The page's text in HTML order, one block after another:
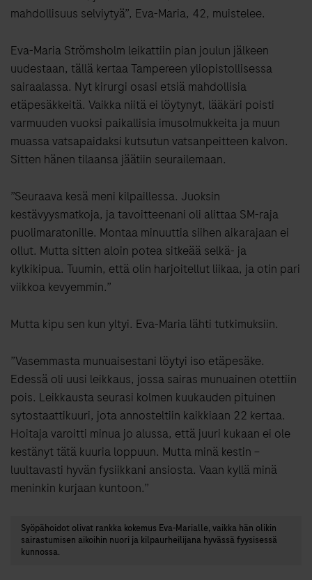
mahdollisuus selviytyä”, Eva-Maria, 42, muistelee.
Eva-Maria Strömsholm leikattiin pian joulun jälkeen
uudestaan, tällä kertaa Tampereen yliopistollisessa
sairaalassa. Nyt kirurgi osasi etsiä mahdollisia
etäpesäkkeitä. Vaikka niitä ei löytynyt, lääkäri poisti
varmuuden vuoksi paikallisia imusolmukkeita ja muun
muassa vatsapaidaksi kutsutun vatsanpeitteen kalvon.
Sitten hänen tilaansa jäätiin seurailemaan.
”Seuraava kesä meni kilpaillessa. Juoksin
kestävyysmatkoja, ja tavoitteenani oli alittaa SM-raja
puolimaratonille. Montaa minuuttia siihen aikarajaan ei
ollut. Mutta sitten aloin potea sitkeää selkä- ja
kylkikipua. Tuumin, että olin harjoitellut liikaa, ja otin pari
viikkoa kevyemmin.”
Mutta kipu sen kun yltyi. Eva-Maria lähti tutkimuksiin.
”Vasemmasta munuaisestani löytyi iso etäpesäke.
Edessä oli uusi leikkaus, jossa sairas munuainen otettiin
pois. Leikkausta seurasi kolmen kuukauden pituinen
sytostaattikuuri, jota annosteltiin kaikkiaan 22 kertaa.
Hoitaja varoitti minua jo alussa, että juuri kukaan ei ole
kestänyt tätä kuuria loppuun. Mutta minä kestin –
luultavasti hyvän fysiikkani ansiosta. Vaan kyllä minä
meninkin kurjaan kuntoon.”
Syöpähoidot olivat rankka kokemus Eva-Marialle, vaikka hän olikin
sairastumisen aikoihin nuori ja kilpaurheilijana hyvässä fyysisessä
kunnossa.